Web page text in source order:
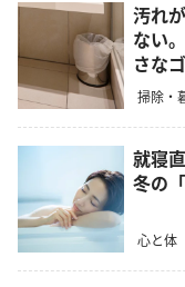
汚れ
ない
さな
掃除・
就寝
冬の
心と体